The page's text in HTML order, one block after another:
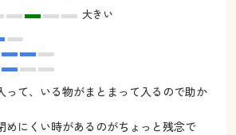
大きい
って、いる物がまとまって入るので助か
めにくい時があるのがちょっと残念で